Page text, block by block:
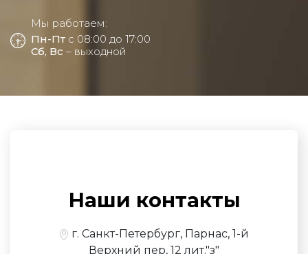
Мы работаем:
Пн-Пт с 08:00 до 17:00
Сб, Вс – выходной
Наши контакты
г. Санкт-Петербург, Парнас, 1-й
Верхний пер, 12 лит."з"